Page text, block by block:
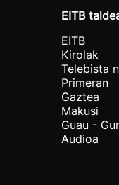
EITB
EITB
Kirolak
Telebista
Primeran
Gaztea
Makusi
Guau -
Audioa